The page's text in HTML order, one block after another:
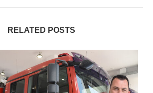
RELATED POSTS